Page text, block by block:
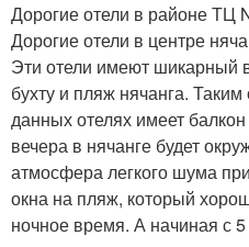
Дорогие отели в районе ТЦ
Дорогие отели в центре
Эти отели имеют шикарный
бухту и пляж нячанга.
данных отелях имеет
вечера в нячанге будет
атмосфера легкого шума
окна на пляж, который
ночное время. А начиная с